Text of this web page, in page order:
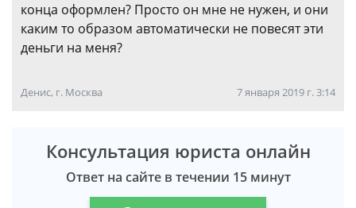
конца оформлен? Просто он мне не нужен, и они
каким то образом автоматически не повесят эти
деньги на меня?
Денис, г. Москва 7 января 2019 г. 3:14
Консультация юриста онлайн
Ответ на сайте в течении 15 минут